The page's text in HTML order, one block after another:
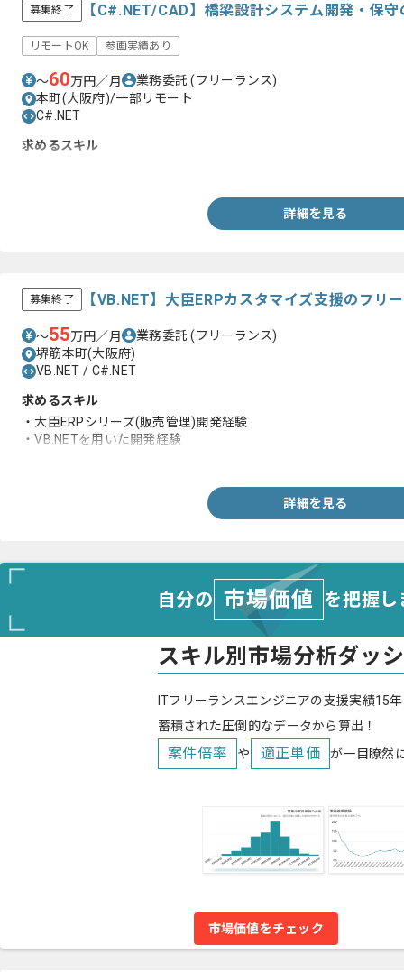
募集終了 【C#.NET/CAD】橋梁設計システム開発・保
リモートOK 参画実績あり
〜60万円／月 業務委託(フリーランス)
本町(大阪府)/一部リモート
C#.NET
求めるスキル
詳細を見る
募集終了 【VB.NET】大臣ERPカスタマイズ支援のフリ
〜55万円／月 業務委託(フリーランス)
堺筋本町(大阪府)
VB.NET / C#.NET
求めるスキル
・大臣ERPシリーズ(販売管理)開発経験
・VB.NETを用いた開発経験
詳細を見る
自分の 市場価値 を把握
スキル別市場分析ダッ
ITフリーランスエンジニアの支援実績15
蓄積された圧倒的なデータから算出！
案件倍率 や 適正単価 が一目瞭然
市場価値をチェック